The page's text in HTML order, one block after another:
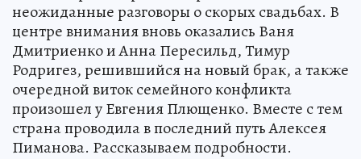
неожиданные разговоры о скорых свадьбах. В
центре внимания вновь оказались Ваня
Дмитриенко и Анна Пересильд, Тимур
Родригез, решившийся на новый брак, а также
очередной виток семейного конфликта
произошел у Евгения Плющенко. Вместе с тем
страна проводила в последний путь Алексея
Пиманова. Рассказываем подробности.